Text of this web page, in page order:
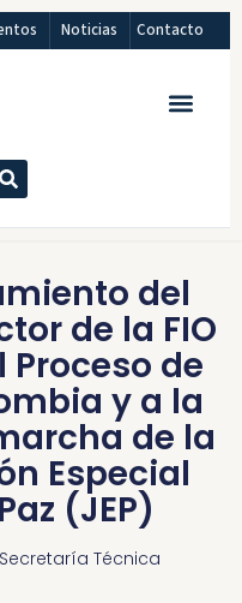
Noticias Contacto
del
de la FIO
de
y a la
de la
Especial
(JEP)
Secretaría Técnica